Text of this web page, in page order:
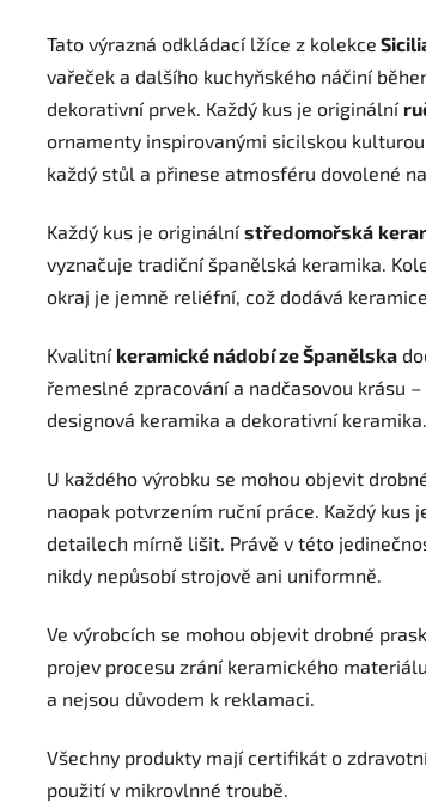
Tato výrazná odkládací lžíce z kolekce
vařeček a dalšího kuchyňského náčiní
dekorativní prvek. Každý kus je originální
ornamenty inspirovanými sicilskou
každý stůl a přinese atmosféru dovolené
Každý kus je originálnístředomořská
vyznačuje tradiční španělská keramika.
okraj je jemně reliéfní, což dodává
Kvalitní keramické nádobí ze Španělska
řemeslné zpracování a nadčasovou krásu
designová keramika a dekorativní keramika.
U každého výrobku se mohou objevit
naopak potvrzením ruční práce. Každý kus
detailech mírně lišit. Právě v této
nikdy nepůsobí strojově ani uniformně.
Ve výrobcích se mohou objevit drobné
projev procesu zrání keramického
a nejsou důvodem k reklamaci.
Všechny produkty mají certifikát o
použití v mikrovlnné troubě.